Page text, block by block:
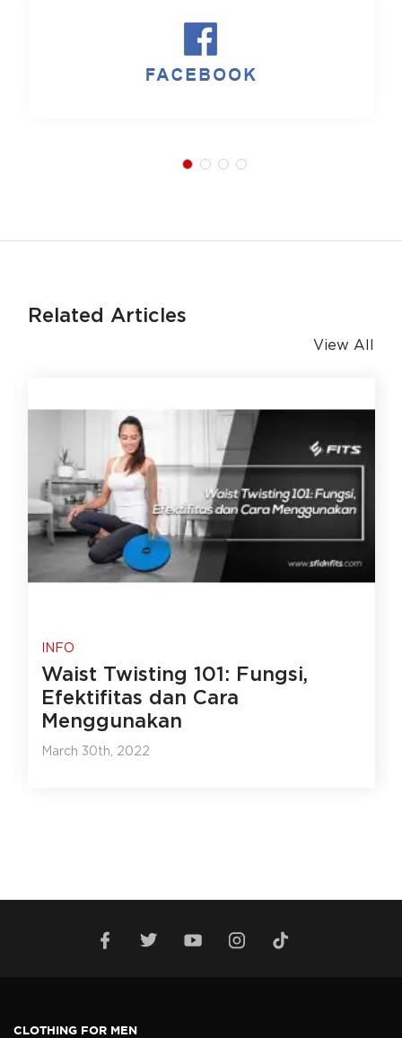
Related Articles
View All
INFO
Waist Twisting 101: Fungsi,
Efektifitas dan Cara
Menggunakan
March 30th, 2022
CLOTHING FOR MEN